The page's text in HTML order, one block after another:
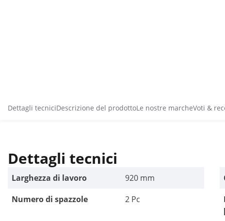
Dettagli tecniciDescrizione del prodottoLe nostre marcheVoti &
Dettagli tecnici
Larghezza di lavoro 920 mm
Numero di spazzole
2 Pc